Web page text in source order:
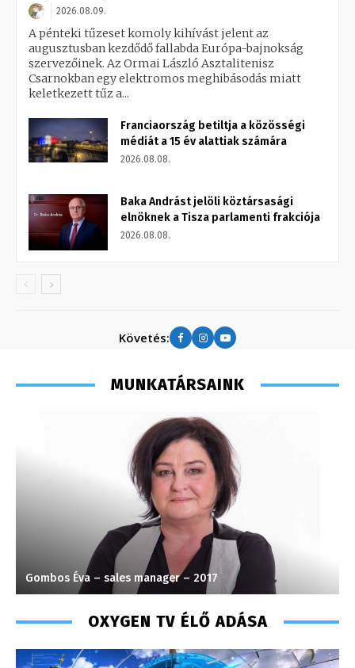
2026.08.09.
A pénteki tűzeset komoly kihívást jelent az
augusztusban kezdődő fallabda Európa-bajnokság
szervezőinek. Az Ormai László Asztalitenisz
Csarnokban egy elektromos meghibásodás miatt
keletkezett tűz a...
Franciaország betiltja a közösségi
médiát a 15 év alattiak számára
2026.08.08.
Baka Andrást jelöli köztársasági
elnöknek a Tisza parlamenti frakciója
2026.08.08.
Követés:
MUNKATÁRSAINK
Gombos Éva – sales manager – 2017
OXYGEN TV ÉLŐ ADÁSA